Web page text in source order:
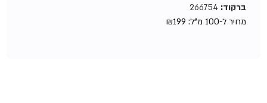
ברקוד:266754
מחיר ל-100 מ"ל:
₪199